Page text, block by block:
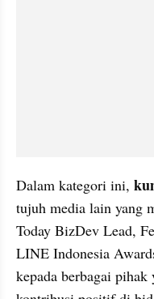
Dalam kategori ini,
tujuh media lain yang
Today BizDev Lead,
LINE Indonesia
kepada berbagai